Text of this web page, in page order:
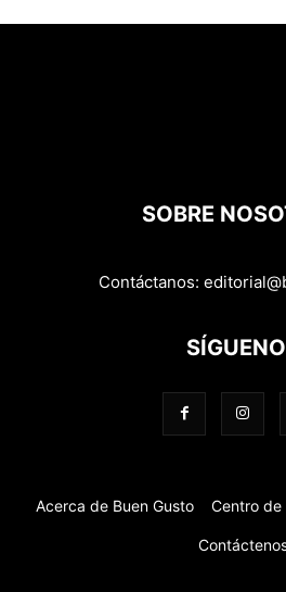
SOBRE
Contáctanos:
Acerca de Buen Gusto Centro de